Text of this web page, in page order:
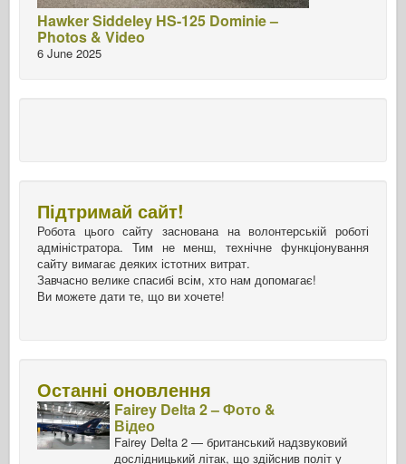
Hawker Siddeley HS-125 Dominie –
Photos & Video
6 June 2025
Підтримай сайт!
Робота цього сайту заснована на волонтерській роботі
адміністратора. Тим не менш, технічне функціонування
сайту вимагає деяких істотних витрат.
Завчасно велике спасибі всім, хто нам допомагає!
Ви можете дати те, що ви хочете!
Останні оновлення
Fairey Delta 2 – Фото &
Відео
Fairey Delta 2 — британський надзвуковий
дослідницький літак, що здійснив політ у